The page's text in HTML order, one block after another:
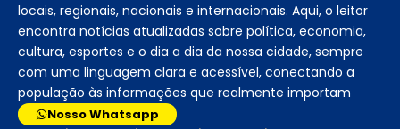
locais, regionais, nacionais e internacionais. Aqui, o leitor
encontra notícias atualizadas sobre política, economia,
cultura, esportes e o dia a dia da nossa cidade, sempre
com uma linguagem clara e acessível, conectando a
população às informações que realmente importam
Nosso Whatsapp